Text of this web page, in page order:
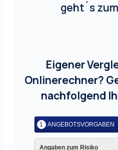
geht´s zum
Eigener
Onlinerechner?
nachfolgend